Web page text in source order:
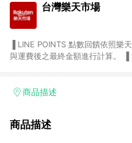
台灣樂天市場
與運費後之最終金額進行計算。 ▐ 注意事項 (1) 部分服務及店家
Smart mobile、神腦生活、JS巨
台灣樂天市場，並在同一瀏覽器於
商品描述
商品描述